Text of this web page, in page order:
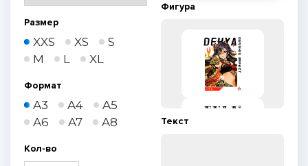
Размер
XXS XS
S
M
L XL
Формат
A3 A4
A5
A6
A7 A8
Кол-во
Фигура
Текст